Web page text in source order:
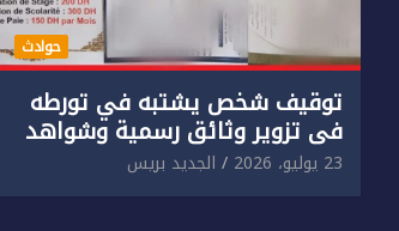
حوادث
توقيف شخص يشتبه في تورطه
في تزوير وثائق رسمية وشواهد
دراسية وعرضها للبيع بمقابل
مادي.
23 يوليو، 2026 الجديد بريس